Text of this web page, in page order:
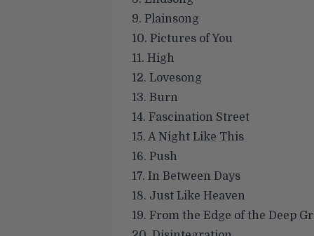
9. Plainsong
10. Pictures of You
11. High
12. Lovesong
13. Burn
14. Fascination Street
15. A Night Like This
16. Push
17. In Between Days
18. Just Like Heaven
19. From the Edge of the Deep